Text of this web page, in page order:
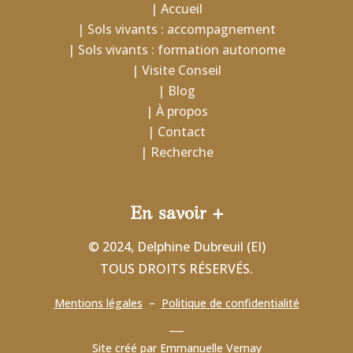
| Accueil
| Sols vivants : accompagnement
| Sols vivants : formation autonome
| Visite Conseil
| Blog
| À propos
| Contact
| Recherche
En savoir +
© 2024, Delphine Dubreuil (EI)
TOUS DROITS RÉSERVÉS.
Mentions légales – Politique de confidentialité
Site créé par Emmanuelle Vernay